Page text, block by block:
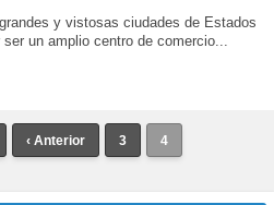
y vistosas ciudades de Estados
un amplio centro de comercio...
‹ Anterior 3 4